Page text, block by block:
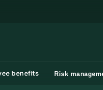
benefits Risk